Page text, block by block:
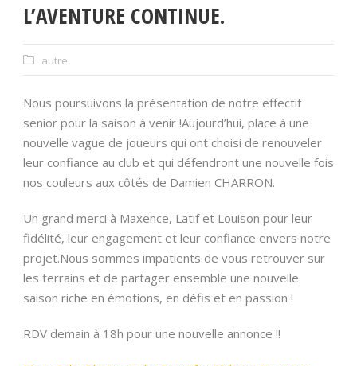
L’AVENTURE CONTINUE.
autre
Nous poursuivons la présentation de notre effectif
senior pour la saison à venir !Aujourd’hui, place à une
nouvelle vague de joueurs qui ont choisi de renouveler
leur confiance au club et qui défendront une nouvelle fois
nos couleurs aux côtés de Damien CHARRON.
Un grand merci à Maxence, Latif et Louison pour leur
fidélité, leur engagement et leur confiance envers notre
projet.Nous sommes impatients de vous retrouver sur
les terrains et de partager ensemble une nouvelle
saison riche en émotions, en défis et en passion !
RDV demain à 18h pour une nouvelle annonce !!